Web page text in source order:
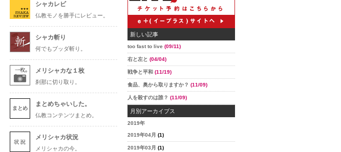
シャカレビ
仏教モノを勝手にレビュー。
シャカ斬り
何でもブッダ斬り。
メリシャカな１枚
刹那に切り取り。
まとめちゃいした。
仏教コンテンツまとめ。
メリシャカ状況
メリシャカの今。
新しい記事
too fast to live (09/11)
右と左と (04/04)
戦争と平和 (11/19)
食品、奥から取りますか？ (11/09)
人を殺すのは誰？ (11/09)
月別アーカイブス
2019年
2019年04月 (1)
2019年03月 (1)